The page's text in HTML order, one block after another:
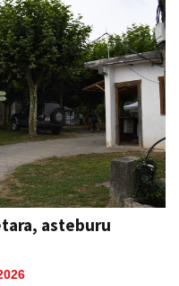
asteburu